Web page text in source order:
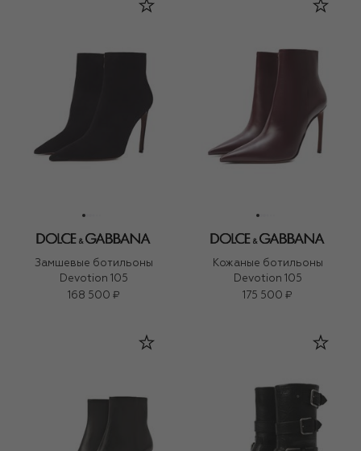
Замшевые ботильоны
Devotion 105
168 500 ₽
Кожаные ботильоны
Devotion 105
175 500 ₽